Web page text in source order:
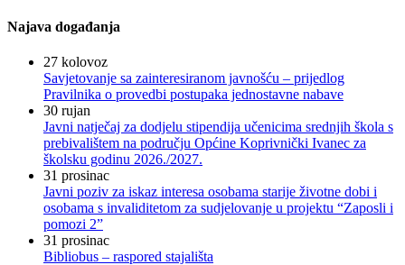
Najava događanja
27 kolovoz
Savjetovanje sa zainteresiranom javnošću – prijedlog
Pravilnika o provedbi postupaka jednostavne nabave
30 rujan
Javni natječaj za dodjelu stipendija učenicima srednjih škola s
prebivalištem na području Općine Koprivnički Ivanec za
školsku godinu 2026./2027.
31 prosinac
Javni poziv za iskaz interesa osobama starije životne dobi i
osobama s invaliditetom za sudjelovanje u projektu “Zaposli i
pomozi 2”
31 prosinac
Bibliobus – raspored stajališta